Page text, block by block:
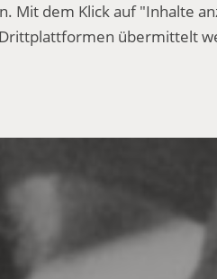
Mit dem Klick auf "Inhalte
übermittelt